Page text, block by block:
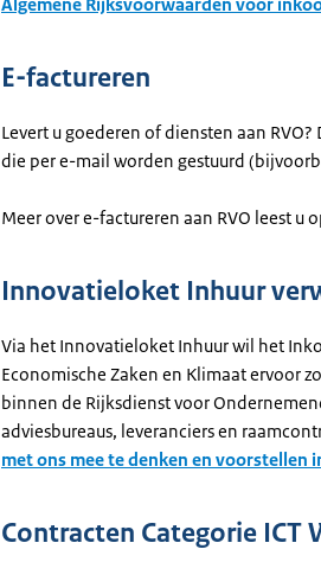
E-factureren
Levert u goederen of diensten aan
die per e-mail worden gestuurd
Meer over e-factureren aan RVO leest u
Innovatieloket Inhuur
Via het Innovatieloket Inhuur wil het
Economische Zaken en Klimaat ervoor
binnen de Rijksdienst voor
adviesbureaus, leveranciers en
met ons mee te denken en voorstellen
Contracten Categorie ICT